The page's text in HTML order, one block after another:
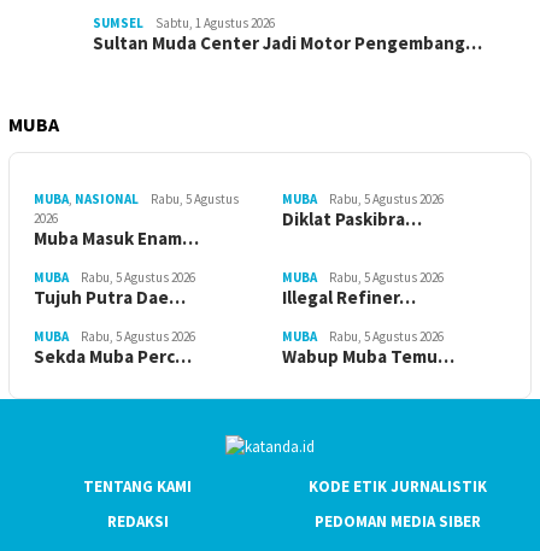
SUMSEL Sabtu, 1 Agustus 2026
Sultan Muda Center Jadi Motor Pengembang…
MUBA
MUBA, NASIONAL
Rabu, 5 Agustus
2026
Muba Masuk Enam…
MUBA Rabu, 5 Agustus 2026
Diklat Paskibra…
MUBA Rabu, 5 Agustus 2026
Tujuh Putra Dae…
MUBA Rabu, 5 Agustus 2026
Illegal Refiner…
MUBA Rabu, 5 Agustus 2026
Sekda Muba Perc…
MUBA Rabu, 5 Agustus 2026
Wabup Muba Temu…
TENTANG KAMI
KODE ETIK JURNALISTIK
REDAKSI
PEDOMAN MEDIA SIBER